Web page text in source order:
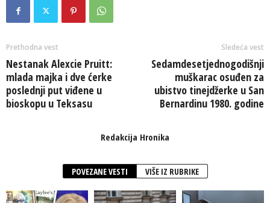
Prethodna vest
Nestanak Alexcie Pruitt:
mlada majka i dve ćerke
poslednji put viđene u
bioskopu u Teksasu
Sledeća vest
Sedamdesetjednogodišnji
muškarac osuđen za
ubistvo tinejdžerke u San
Bernardinu 1980. godine
Redakcija Hronika
POVEZANE VESTI VIŠE IZ RUBRIKE